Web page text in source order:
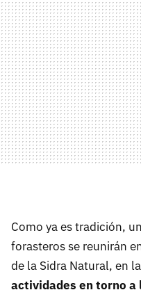
Como ya es tradición,
forasteros se reunirán
de la Sidra Natural, en
actividades en torno a